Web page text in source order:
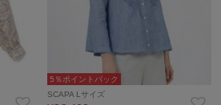
5％ポイントバック
SCAPA Lサイズ